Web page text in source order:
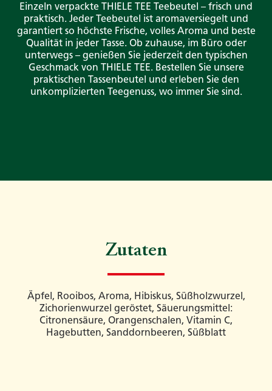
Einzeln verpackte THIELE TEE Teebeutel – frisch und
praktisch. Jeder Teebeutel ist aromaversiegelt und
garantiert so höchste Frische, volles Aroma und beste
Qualität in jeder Tasse. Ob zuhause, im Büro oder
unterwegs – genießen Sie jederzeit den typischen
Geschmack von THIELE TEE. Bestellen Sie unsere
praktischen Tassenbeutel und erleben Sie den
unkomplizierten Teegenuss, wo immer Sie sind.
Zutaten
Äpfel, Rooibos, Aroma, Hibiskus, Süßholzwurzel,
Zichorienwurzel geröstet, Säuerungsmittel:
Citronensäure, Orangenschalen, Vitamin C,
Hagebutten, Sanddornbeeren, Süßblatt